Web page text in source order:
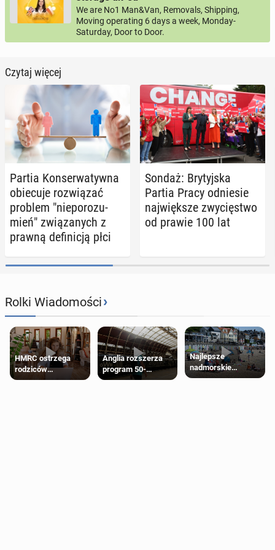
We are No1 Man&Van, Removals, Shipping,
Moving operating 6 days a week, Monday-
Saturday, Door to Door.
Czytaj więcej
Partia Kon­ser­wa­tyw­na
obie­cu­je roz­wią­zać
problem "nie­po­ro­zu­
mień" zwią­za­nych z
prawną de­fi­ni­cją płci
Sondaż: Bry­tyj­ska
Partia Pracy od­nie­sie
naj­więk­sze zwy­cię­stwo
od prawie 100 lat
Rolki Wiadomości›
HMRC ostrzega
rodziców
pobierających Child
Anglia rozszerza
program 50-
procentowych
Najlepsze
nadmorskie
miasteczko blisko